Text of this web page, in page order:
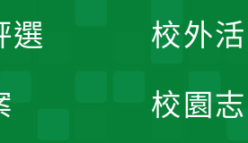
選 校外
校園